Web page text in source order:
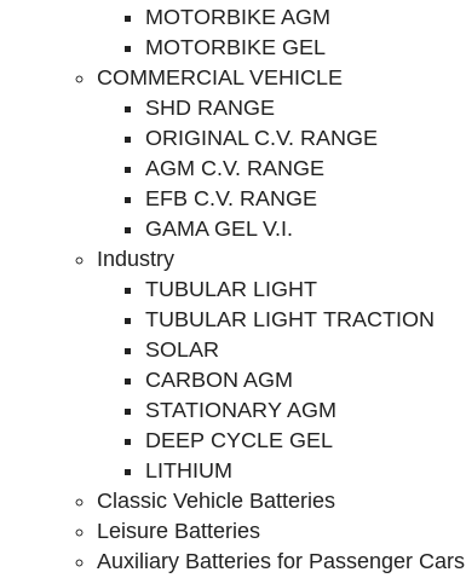
MOTORBIKE AGM
MOTORBIKE GEL
COMMERCIAL VEHICLE
SHD RANGE
ORIGINAL C.V. RANGE
AGM C.V. RANGE
EFB C.V. RANGE
GAMA GEL V.I.
Industry
TUBULAR LIGHT
TUBULAR LIGHT TRACTION
SOLAR
CARBON AGM
STATIONARY AGM
DEEP CYCLE GEL
LITHIUM
Classic Vehicle Batteries
Leisure Batteries
Auxiliary Batteries for Passenger Cars